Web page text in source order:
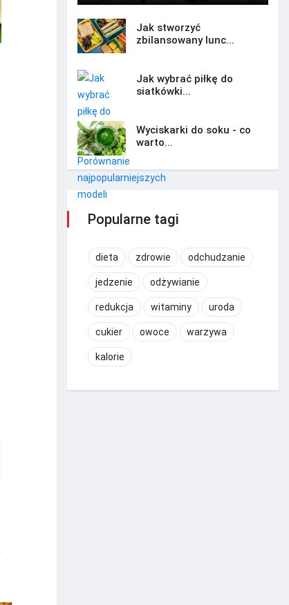
Jak stworzyć
zbilansowany lunc...
Jak wybrać piłkę do
siatkówki...
Wyciskarki do soku - co
warto...
Popularne tagi
dieta zdrowie odchudzanie
jedzenie odżywianie
redukcja witaminy uroda
cukier owoce warzywa
kalorie